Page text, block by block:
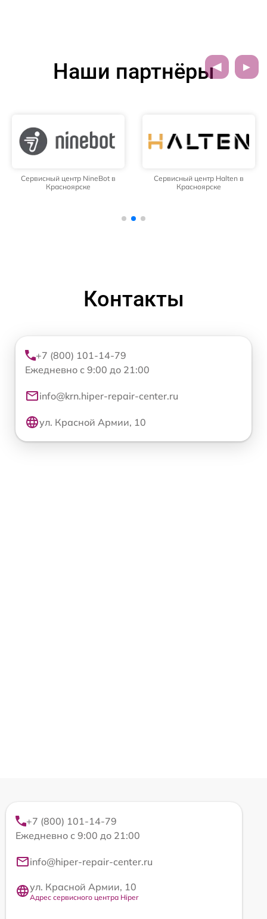
Наши партнёры
Сервисный центр NineBot в
Красноярске
Сервисный центр Halten в
Красноярске
Контакты
+7 (800) 101-14-79
Ежедневно с 9:00 до 21:00
info@krn.hiper-repair-center.ru
ул. Красной Армии, 10
+7 (800) 101-14-79
Ежедневно с 9:00 до 21:00
info@hiper-repair-center.ru
ул. Красной Армии, 10
Адрес сервисного центра Hiper